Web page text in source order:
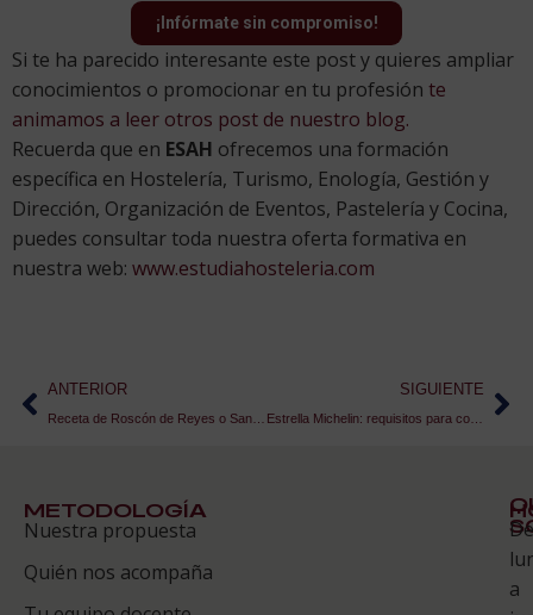
¡Infórmate sin compromiso!
Si te ha parecido interesante este post y quieres ampliar
conocimientos o promocionar en tu profesión te
animamos a leer otros post de nuestro blog.
Recuerda que en ESAH ofrecemos una formación
específica en Hostelería, Turismo, Enología, Gestión y
Dirección, Organización de Eventos, Pastelería y Cocina,
puedes consultar toda nuestra oferta formativa en
nuestra web: www.estudiahosteleria.com
ANTERIOR SIGUIENTE
Estrella Michelin: requisitos para conseguir una
METODOLOGÍA
Nuestra propuesta
Quién nos acompaña
De
a